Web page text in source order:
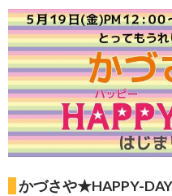
ス
キ
ッ
プ
かづさや★HAPPY-